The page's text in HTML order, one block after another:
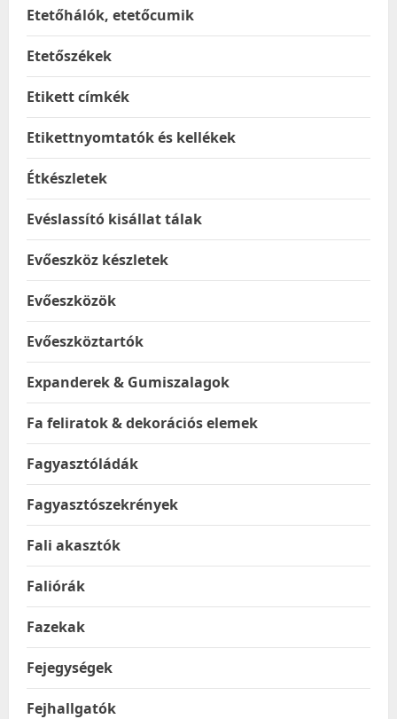
Etetőhálók, etetőcumik
Etetőszékek
Etikett címkék
Etikettnyomtatók és kellékek
Étkészletek
Evéslassító kisállat tálak
Evőeszköz készletek
Evőeszközök
Evőeszköztartók
Expanderek & Gumiszalagok
Fa feliratok & dekorációs elemek
Fagyasztóládák
Fagyasztószekrények
Fali akasztók
Faliórák
Fazekak
Fejegységek
Fejhallgatók